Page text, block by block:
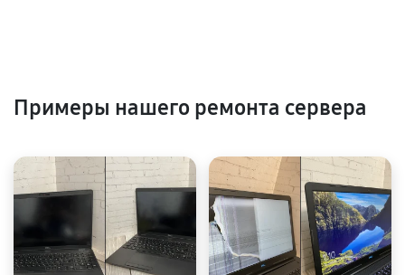
Примеры нашего ремонта сервера